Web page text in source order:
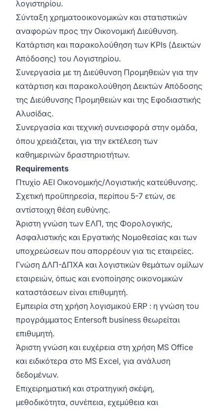
λογιστηρίου.
Σύνταξη χρηματοοικονομικών και στατιστικών
αναφορών προς την Οικονομική Διεύθυνση.
Κατάρτιση και παρακολούθηση των KPIs (Δεικτών
Απόδοσης) του Λογιστηρίου.
Συνεργασία με τη Διεύθυνση Προμηθειών για την
κατάρτιση και παρακολούθηση Δεικτών Απόδοσης
της Διεύθυνσης Προμηθειών και της Εφοδιαστικής
Αλυσίδας.
Συνεργασία και τεχνική συνεισφορά στην ομάδα,
όπου χρειάζεται, για την εκτέλεση των
καθημερινών δραστηριοτήτων.
Requirements
Πτυχίο ΑΕΙ Οικονομικής/Λογιστικής κατεύθυνσης.
Σχετική προϋπηρεσία, περίπου 5-7 ετών, σε
αντίστοιχη θέση ευθύνης.
Άριστη γνώση των ΕΛΠ, της Φορολογικής,
Ασφαλιστικής και Εργατικής Νομοθεσίας και των
υποχρεώσεων που απορρέουν για τις εταιρείες.
Γνώση ΔΛΠ-ΔΠΧΑ και λογιστικών θεμάτων ομίλων
εταιρειών, όπως και ενοποίησης οικονομικών
καταστάσεων είναι επιθυμητή.
Εμπειρία στη χρήση λογισμικού ERP : η γνώση του
προγράμματος Entersoft business θεωρείται
επιθυμητή.
Άριστη γνώση και ευχέρεια στη χρήση MS Office
και ειδικότερα στο MS Excel, για ανάλυση
δεδομένων.
Επιχειρηματική και στρατηγική σκέψη,
μεθοδικότητα, συνέπεια, εχεμύθεια και